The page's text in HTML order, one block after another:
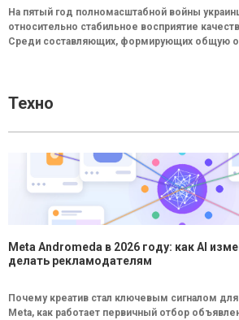
На пятый год полномасштабной войны
относительно стабильное восприятие
Среди составляющих, формирующих общую
Техно
Meta Andromeda в 2026 году: как AI
делать рекламодателям
Почему креатив стал ключевым сигналом
Meta, как работает первичный отбор